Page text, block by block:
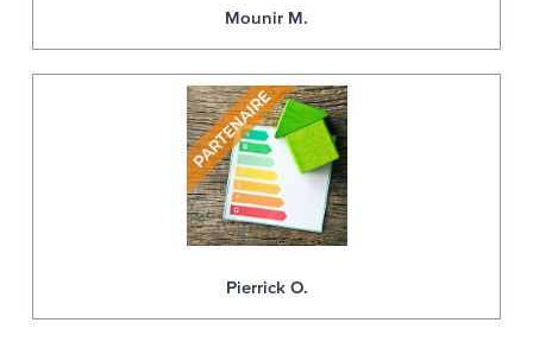
Mounir M.
Pierrick O.